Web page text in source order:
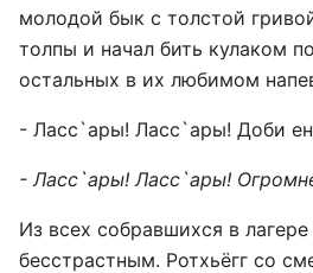
молодой бык с толстой
толпы и начал бить кулаком
остальных в их любимом
- Ласс`ары! Ласс`ары! Доби
- Ласс`ары! Ласс`ары!
Из всех собравшихся в
бесстрастным. Ротхьёгг со